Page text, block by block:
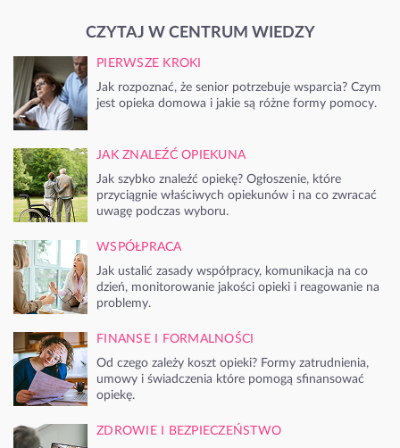
CZYTAJ W CENTRUM WIEDZY
PIERWSZE KROKI
Jak rozpoznać, że senior potrzebuje wsparcia? Czym
jest opieka domowa i jakie są różne formy pomocy.
JAK ZNALEŹĆ OPIEKUNA
Jak szybko znaleźć opiekę? Ogłoszenie, które
przyciągnie właściwych opiekunów i na co zwracać
uwagę podczas wyboru.
WSPÓŁPRACA
Jak ustalić zasady współpracy, komunikacja na co
dzień, monitorowanie jakości opieki i reagowanie na
problemy.
FINANSE I FORMALNOŚCI
Od czego zależy koszt opieki? Formy zatrudnienia,
umowy i świadczenia które pomogą sfinansować
opiekę.
ZDROWIE I BEZPIECZEŃSTWO